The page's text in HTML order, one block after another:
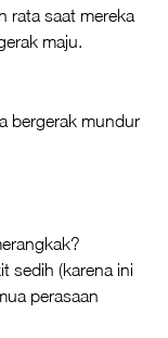
rata saat mereka
maju.
bergerak mundur
sedih (karena ini
perasaan